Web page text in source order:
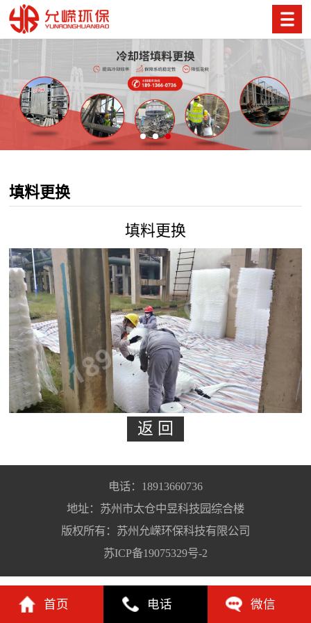
填料更换
填料更换
电话：18913660736
地址：苏州市太仓中昱科技园综合楼
版权所有：苏州允嵘环保科技有限公司
苏ICP备19075329号-2
首页 电话 微信